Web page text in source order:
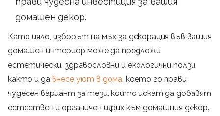
домашен декор.
Като цяло, изборът на мъх за декорация във вашия
домашен интериор може да предложи
естетически, здравословни и екологични ползи,
както и да внесе уют в дома, което го прави
чудесен вариант за тези, които искат да добавят
естествен и органичен щрих към домашния декор.